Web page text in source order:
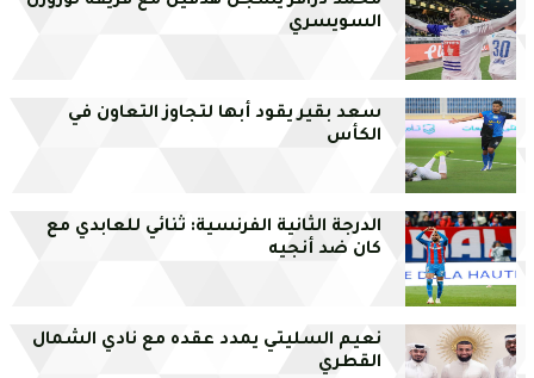
السويسري
سعد بقير يقود أبها لتجاوز التعاون في
الكأس
الدرجة الثانية الفرنسية: ثنائي للعابدي مع
كان ضد أنجيه
نعيم السليتي يمدد عقده مع نادي الشمال
القطري